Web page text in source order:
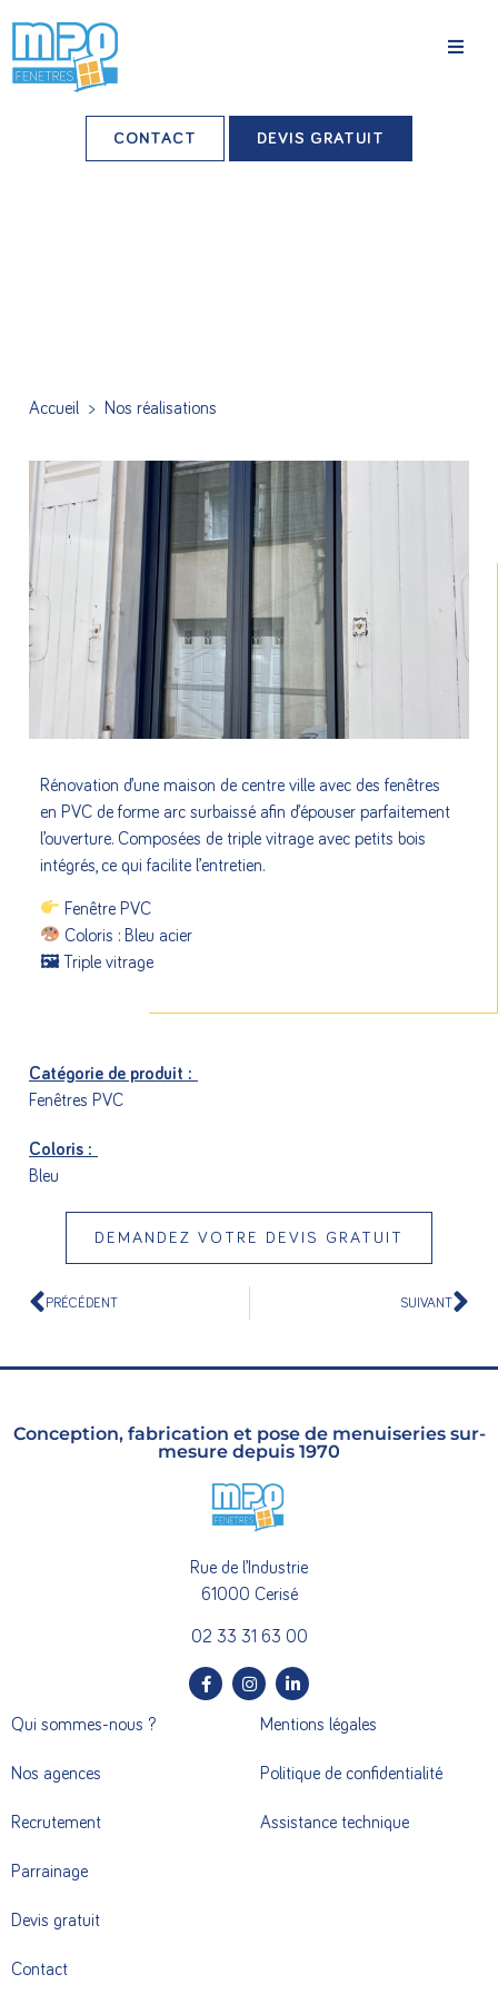
Nos agences
Nos produits
CONTACT DEVIS GRATUIT
Accueil > Nos réalisations
Rénovation d’une maison de centre ville avec des fenêtres
en PVC de forme arc surbaissé afin d’épouser parfaitement
l’ouverture. Composées de triple vitrage avec petits bois
intégrés, ce qui facilite l’entretien.
Fenêtre PVC
Coloris : Bleu acier
🖼 Triple vitrage
Catégorie de produit :
Fenêtres PVC
Coloris :
Bleu
DEMANDEZ VOTRE DEVIS GRATUIT
PRÉCÉDENT SUIVANT
Conception, fabrication et pose de menuiseries sur-
mesure depuis 1970
Rue de l’Industrie
61000 Cerisé
02 33 31 63 00
Qui sommes-nous ?
Nos agences
Recrutement
Parrainage
Devis gratuit
Contact
Mentions légales
Politique de confidentialité
Assistance technique